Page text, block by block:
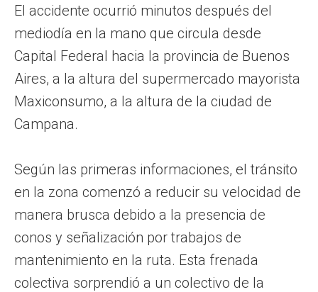
El accidente ocurrió minutos después del
mediodía en la mano que circula desde
Capital Federal hacia la provincia de Buenos
Aires, a la altura del supermercado mayorista
Maxiconsumo, a la altura de la ciudad de
Campana.
Según las primeras informaciones, el tránsito
en la zona comenzó a reducir su velocidad de
manera brusca debido a la presencia de
conos y señalización por trabajos de
mantenimiento en la ruta. Esta frenada
colectiva sorprendió a un colectivo de la